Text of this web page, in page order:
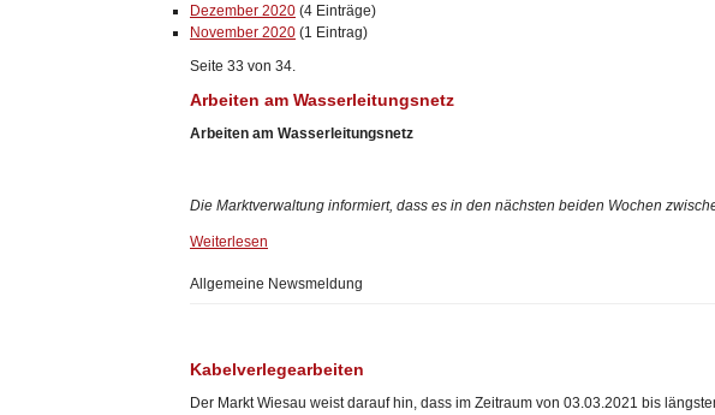
Dezember 2020 (4 Einträge)
November 2020 (1 Eintrag)
Seite 33 von 34.
Arbeiten am Wasserleitungsnetz
Arbeiten am Wasserleitungsnetz
Die Marktverwaltung informiert, dass es in den nächsten beiden Wochen
Weiterlesen
Allgemeine Newsmeldung
Kabelverlegearbeiten
Der Markt Wiesau weist darauf hin, dass im Zeitraum von 03.03.2021 bis